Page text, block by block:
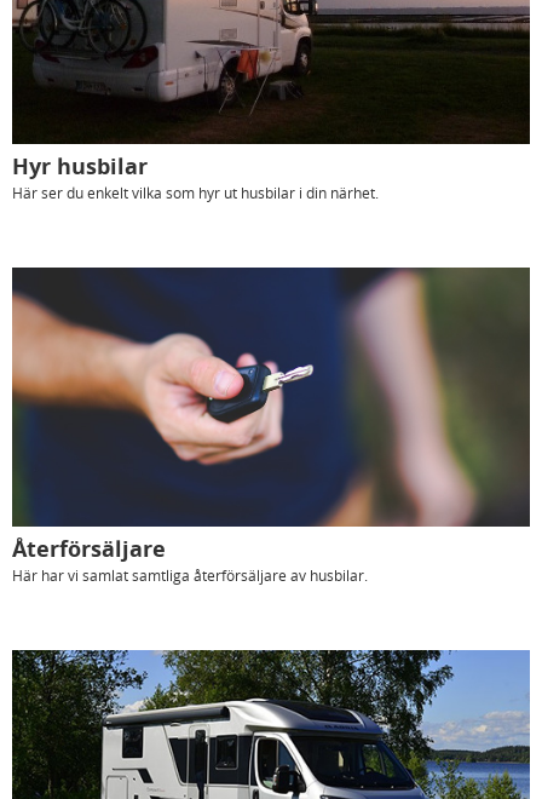
Hyr husbilar
Här ser du enkelt vilka som hyr ut husbilar i din närhet.
Återförsäljare
Här har vi samlat samtliga återförsäljare av husbilar.